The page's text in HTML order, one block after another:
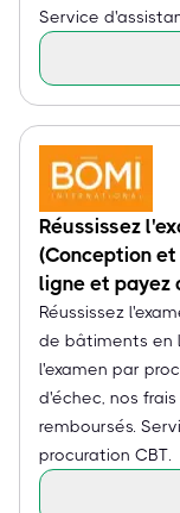
Service
Réussissez
(Conception
ligne et payez
Réussissez
de bâtiments en
l'examen par
d'échec, nos
remboursés.
procuration CBT.